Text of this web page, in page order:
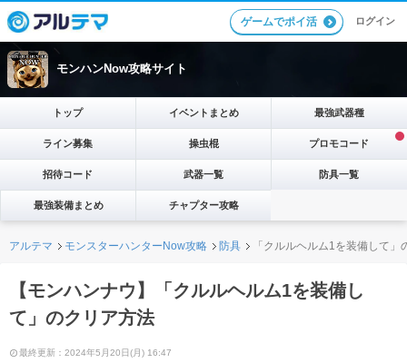
ゲームでポイ活 ログイン
モンハンNow攻略サイト
トップ イベントまとめ 最強武器種
ライン募集 操虫棍 プロモコード
招待コード 武器一覧 防具一覧
最強装備まとめ チャプター攻略
アルテマ モンスターハンターNow攻略 防具 「クルルヘルム1を装備して」
【モンハンナウ】「クルルヘルム1を装備し
て」のクリア方法
最終更新：2024年5月20日(月) 16:47